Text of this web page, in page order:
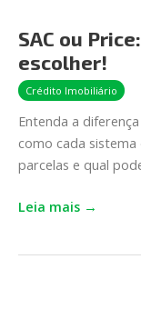
SAC ou
escolher!
Crédito Imobiliário
Entenda a
como cada
parcelas e qual
Price:
saiba
qual
amortização
escolher!
Leia mais →